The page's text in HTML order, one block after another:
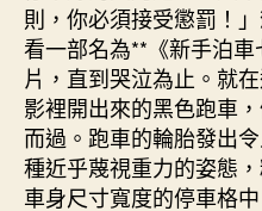
則，你必須接受懲罰！
看一部名為**《新手泊
片，直到哭泣為止。就
影裡開出來的黑色跑車
而過。跑車的輪胎發出
種近乎蔑視重力的姿態
車身尺寸寬度的停車格